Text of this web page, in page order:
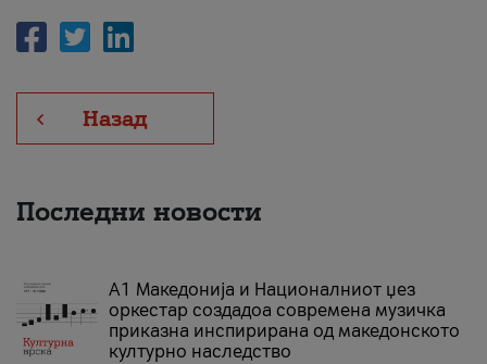
Назад
Последни новости
А1 Македонија и Националниот џез
оркестар создадоа современа музичка
приказна инспирирана од македонското
културно наследство